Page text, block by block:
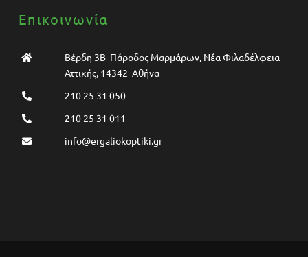
Επικοινωνία
Βέρδη 3Β Πάροδος Μαρμάρων, Νέα Φιλαδέλφεια
Αττικής, 14342 Αθήνα
210 25 31 050
210 25 31 011
info@ergaliokoptiki.gr